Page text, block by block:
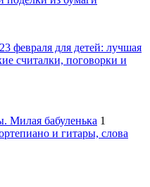
февраля для детей: лучшая
считалки, поговорки и
Милая бабуленька 1
и гитары, слова